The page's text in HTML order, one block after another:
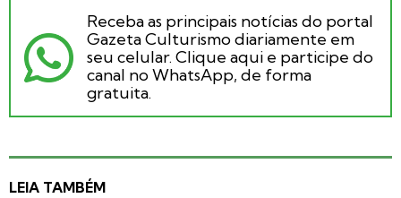
Receba as principais notícias do portal
Gazeta Culturismo diariamente em
seu celular. Clique aqui e participe do
canal no WhatsApp, de forma
gratuita.
LEIA TAMBÉM